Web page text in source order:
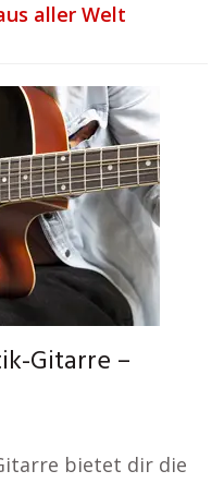
aller Welt
Gitarre –
bietet dir die